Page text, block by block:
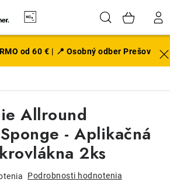
Hľadať
od 60 € | 📍 Osobný odber Prešov
Allround
- Aplikačná
2ks
Podrobnosti hodnotenia